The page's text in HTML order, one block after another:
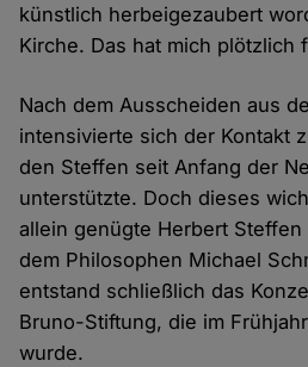
künstlich herbeigezaubert
Kirche. Das hat mich plötzlich
Nach dem Ausscheiden aus
intensivierte sich der Kontakt
den Steffen seit Anfang der
unterstützte. Doch dieses
allein genügte Herbert Steffen
dem Philosophen Michael
entstand schließlich das
Bruno-Stiftung, die im
wurde.